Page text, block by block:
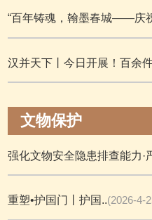
“百年铸魂，翰墨春城——庆
汉并天下丨今日开展！百余
文物保护
强化文物安全隐患排查能力·
重塑•护国门丨护国..(2026-4-